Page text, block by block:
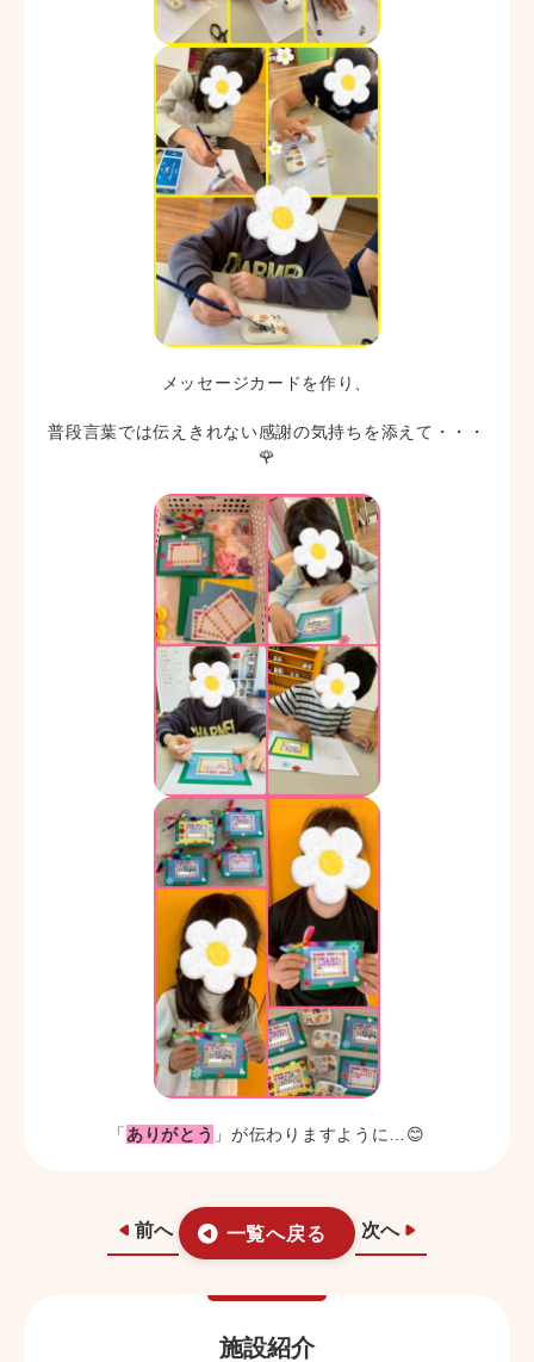
メッセージカードを作り、
普段言葉では伝えきれない感謝の気持ちを添えて・・・
🌹
「 ありがとう 」が伝わりますように…😊
前へ 一覧へ戻る 次へ
施設紹介